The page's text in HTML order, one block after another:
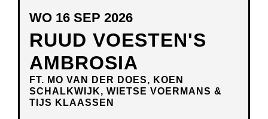
RUUD VOESTEN'S
AMBROSIA
FT. MO VAN DER DOES, KOEN
SCHALKWIJK, WIETSE VOERMANS &
TIJS KLAASSEN
WO 16 SEP 2026